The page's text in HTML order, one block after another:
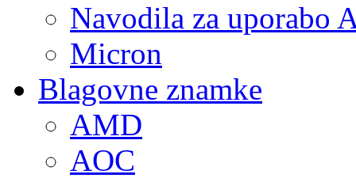
Navodila za uporabo
Micron
Blagovne znamke
AMD
AOC